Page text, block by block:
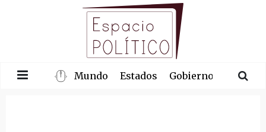
Mundo Estados Gobierno